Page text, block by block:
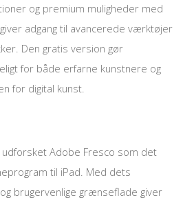
og premium muligheder med
adgang til avancerede værktøjer
Den gratis version gør
for både erfarne kunstnere og
for digital kunst.
udforsket Adobe Fresco som det
til iPad. Med dets
brugervenlige grænseflade giver